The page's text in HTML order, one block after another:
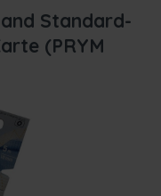
Standard-
(PRYM